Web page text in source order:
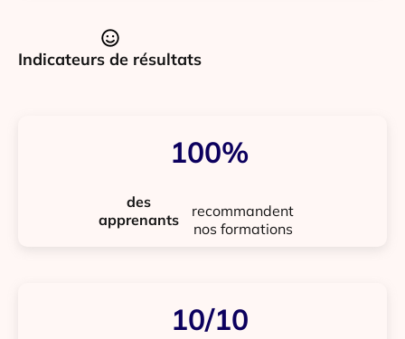
Indicateurs de résultats
des
apprenants
recommandent
nos formations
100%
10/10